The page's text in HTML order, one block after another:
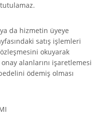
da hizmetin üyeye
satış işlemleri
okuyarak
alanlarını işaretlemesi
ödemiş olması